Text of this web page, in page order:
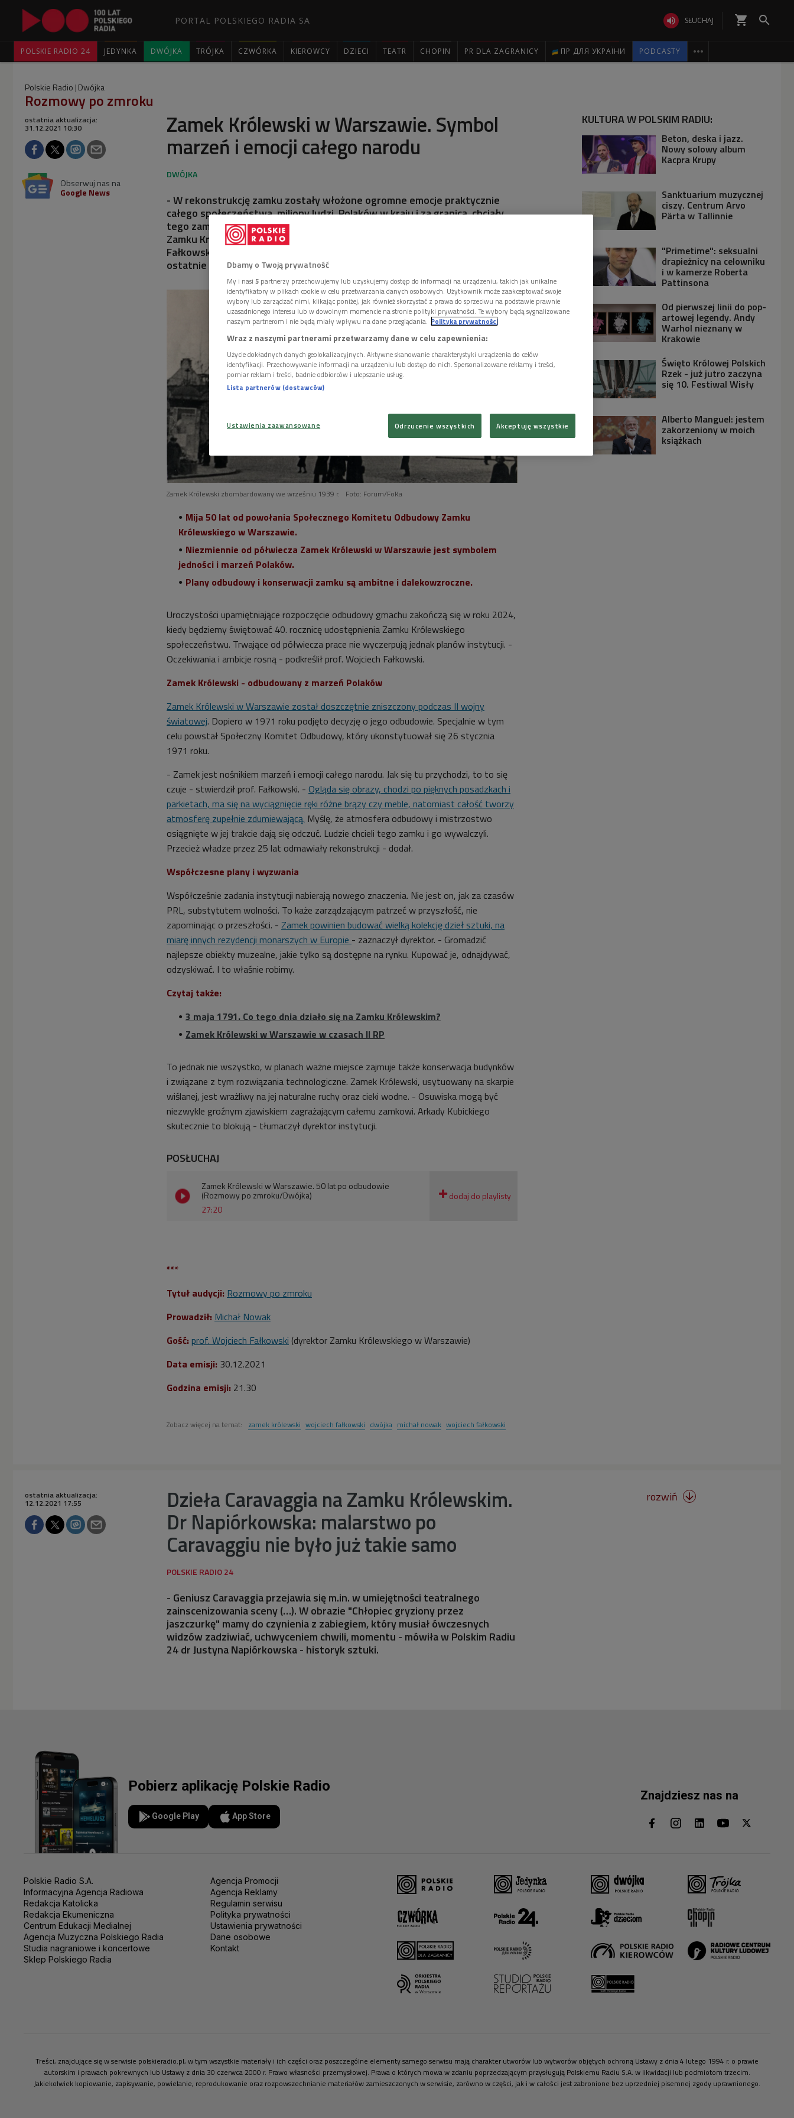
PORTAL POLSKIEGO RADIA SA  SŁUCHAJ shopping_cart 
POLSKIE RADIO 24 JEDYNKA DWÓJKA TRÓJKA CZWÓRKA KIEROWCY DZIECI TEATR CHOPIN PR DLA ZAGRANICY ПР ДЛЯ УКРАЇНИ PODCASTY 
Polskie Radio Dwójka
Rozmowy po zmroku
Zamek Królewski w Warszawie. Symbol
marzeń i emocji całego narodu
ostatnia aktualizacja:
31.12.2021 10:30
Obserwuj nas na
Google News
- W rekonstrukcję zamku zostały włożone ogromne emocje praktycznie
całego społeczeństwa, miliony ludzi, Polaków w kraju i za granicą, chciały
tego zamku - w 2021 roku minęło pół wieku od rozpoczęcia odbudowy
Zamku Królewskiego w Warszawie. Z tej okazji wraz z prof. Wojciechem
Fałkowskim zastanawialiśmy się m.in. nad tym, w jaki sposób przez
ostatnie pięćdziesiąt lat zmieniło się znaczenie tego miejsca.
Zamek Królewski zbombardowany we wrześniu 1939 r. Foto: Forum/FoKa
Mija 50 lat od powołania Społecznego Komitetu Odbudowy Zamku
Królewskiego w Warszawie.
Niezmiennie od półwiecza Zamek Królewski w Warszawie jest symbolem
jedności i marzeń Polaków.
Plany odbudowy i konserwacji zamku są ambitne i dalekowzroczne.
Uroczystości upamiętniające rozpoczęcie odbudowy gmachu zakończą się w roku 2024,
kiedy będziemy świętować 40. rocznicę udostępnienia Zamku Królewskiego
społeczeństwu. Trwające od półwiecza prace nie wyczerpują jednak planów instytucji. -
Oczekiwania i ambicje rosną - podkreślił prof. Wojciech Fałkowski.
Zamek Królewski - odbudowany z marzeń Polaków
Zamek Królewski w Warszawie został doszczętnie zniszczony podczas II wojny
światowej. Dopiero w 1971 roku podjęto decyzję o jego odbudowie. Specjalnie w tym
celu powstał Społeczny Komitet Odbudowy, który ukonstytuował się 26 stycznia
1971 roku.
- Zamek jest nośnikiem marzeń i emocji całego narodu. Jak się tu przychodzi, to to się
czuje - stwierdził prof. Fałkowski. - Ogląda się obrazy, chodzi po pięknych posadzkach i
parkietach, ma się na wyciągnięcie ręki różne brązy czy meble, natomiast całość tworzy
atmosferę zupełnie zdumiewającą. Myślę, że atmosfera odbudowy i mistrzostwo
osiągnięte w jej trakcie dają się odczuć. Ludzie chcieli tego zamku i go wywalczyli.
Przecież władze przez 25 lat odmawiały rekonstrukcji - dodał.
Współczesne plany i wyzwania
Współcześnie zadania instytucji nabierają nowego znaczenia. Nie jest on, jak za czasów
PRL, substytutem wolności. To każe zarządzającym patrzeć w przyszłość, nie
zapominając o przeszłości. - Zamek powinien budować wielką kolekcję dzieł sztuki, na
miarę innych rezydencji monarszych w Europie - zaznaczył dyrektor. - Gromadzić
najlepsze obiekty muzealne, jakie tylko są dostępne na rynku. Kupować je, odnajdywać,
odzyskiwać. I to właśnie robimy.
Czytaj także:
3 maja 1791. Co tego dnia działo się na Zamku Królewskim?
Zamek Królewski w Warszawie w czasach II RP
To jednak nie wszystko, w planach ważne miejsce zajmuje także konserwacja budynków
i związane z tym rozwiązania technologiczne. Zamek Królewski, usytuowany na skarpie
wiślanej, jest wrażliwy na jej naturalne ruchy oraz cieki wodne. - Osuwiska mogą być
niezwykle groźnym zjawiskiem zagrażającym całemu zamkowi. Arkady Kubickiego
skutecznie to blokują - tłumaczył dyrektor instytucji.
POSŁUCHAJ
27:20
Zamek Królewski w Warszawie. 50 lat po odbudowie
(Rozmowy po zmroku/Dwójka)
***
Tytuł audycji: Rozmowy po zmroku
Prowadził: Michał Nowak
Gość: prof. Wojciech Fałkowski (dyrektor Zamku Królewskiego w Warszawie)
Data emisji: 30.12.2021
Godzina emisji: 21.30
Zobacz więcej na temat: zamek królewski wojciech fałkowski dwójka michał nowak wojciech fałkowski
KULTURA W POLSKIM RADIU:
Beton, deska i jazz.
Nowy solowy album
Kacpra Krupy
Sanktuarium muzycznej
ciszy. Centrum Arvo
Pärta w Tallinnie
"Primetime": seksualni
drapieżnicy na celowniku
i w kamerze Roberta
Pattinsona
Od pierwszej linii do pop-
artowej legendy. Andy
Warhol nieznany w
Krakowie
Święto Królowej Polskich
Rzek - już jutro zaczyna
się 10. Festiwal Wisły
Alberto Manguel: jestem
zakorzeniony w moich
książkach
Dzieła Caravaggia na Zamku Królewskim.
Dr Napiórkowska: malarstwo po
Caravaggiu nie było już takie samo
ostatnia aktualizacja:
12.12.2021 17:55
- Geniusz Caravaggia przejawia się m.in. w umiejętności teatralnego
zainscenizowania sceny (…). W obrazie "Chłopiec gryziony przez
jaszczurkę" mamy do czynienia z zabiegiem, który musiał ówczesnych
widzów zadziwiać, uchwyceniem chwili, momentu - mówiła w Polskim Radiu
24 dr Justyna Napiórkowska - historyk sztuki.
rozwiń 
Pobierz aplikację Polskie Radio
Google Play App Store
Znajdziesz nas na
Polskie Radio S.A.
Informacyjna Agencja Radiowa
Redakcja Katolicka
Redakcja Ekumeniczna
Centrum Edukacji Medialnej
Agencja Muzyczna Polskiego Radia
Studia nagraniowe i koncertowe
Sklep Polskiego Radia
Agencja Promocji
Agencja Reklamy
Regulamin serwisu
Polityka prywatności
Ustawienia prywatności
Dane osobowe
Kontakt
Treści, znajdujące się w serwisie polskieradio.pl, w tym wszystkie materiały i ich części oraz poszczególne elementy samego serwisu mają charakter utworów lub wytworów objętych ochroną Ustawy z dnia 4 lutego 1994 r. o prawie
autorskim i prawach pokrewnych lub Ustawy z dnia 30 czerwca 2000 r. Prawo własności przemysłowej. Prawa o których mowa w zdaniu poprzedzającym przysługują Polskiemu Radiu S.A. w likwidacji lub podmiotom trzecim.
Jakiekolwiek kopiowanie, zapisywanie, powielanie, reprodukowanie oraz rozpowszechnianie materiałów zamieszczonych w serwisie, zarówno w części, jak i w całości jest zabronione bez uprzedniej pisemnej zgody uprawnionego.
Dbamy o Twoją prywatność
My i nasi 5 partnerzy przechowujemy lub uzyskujemy dostęp do informacji na urządzeniu, takich jak unikalne
identyfikatory w plikach cookie w celu przetwarzania danych osobowych. Użytkownik może zaakceptować swoje
wybory lub zarządzać nimi, klikając poniżej, jak również skorzystać z prawa do sprzeciwu na podstawie prawnie
uzasadnionego interesu lub w dowolnym momencie na stronie polityki prywatności. Te wybory będą sygnalizowane
naszym partnerom i nie będą miały wpływu na dane przeglądania. Polityka prywatności
Wraz z naszymi partnerami przetwarzamy dane w celu zapewnienia:
Użycie dokładnych danych geolokalizacyjnych. Aktywne skanowanie charakterystyki urządzenia do celów
identyfikacji. Przechowywanie informacji na urządzeniu lub dostęp do nich. Spersonalizowane reklamy i treści,
pomiar reklam i treści, badnie odbiorców i ulepszanie usług.
Lista partnerów (dostawców)
Ustawienia zaawansowane Odrzucenie wszystkich Akceptuję wszystkie